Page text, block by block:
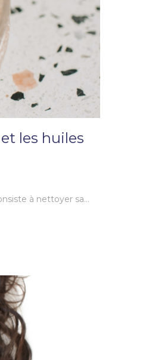
les huiles
à nettoyer sa…